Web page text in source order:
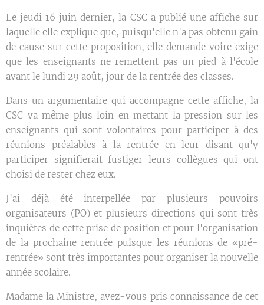
Le jeudi 16 juin dernier, la CSC a publié une affiche sur
laquelle elle explique que, puisqu'elle n'a pas obtenu gain
de cause sur cette proposition, elle demande voire exige
que les enseignants ne remettent pas un pied à l'école
avant le lundi 29 août, jour de la rentrée des classes.
Dans un argumentaire qui accompagne cette affiche, la
CSC va même plus loin en mettant la pression sur les
enseignants qui sont volontaires pour participer à des
réunions préalables à la rentrée en leur disant qu'y
participer signifierait fustiger leurs collègues qui ont
choisi de rester chez eux.
J'ai déjà été interpellée par plusieurs pouvoirs
organisateurs (PO) et plusieurs directions qui sont très
inquiètes de cette prise de position et pour l'organisation
de la prochaine rentrée puisque les réunions de «pré-
rentrée» sont très importantes pour organiser la nouvelle
année scolaire.
Madame la Ministre, avez-vous pris connaissance de cet